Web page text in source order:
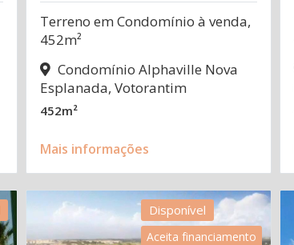
Terreno em Condomínio à venda,
452m²
Condomínio Alphaville Nova
Esplanada, Votorantim
452m²
Mais informações
Disponível
Aceita financiamento